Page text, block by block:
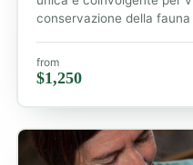
conservazione della
from
$1,250